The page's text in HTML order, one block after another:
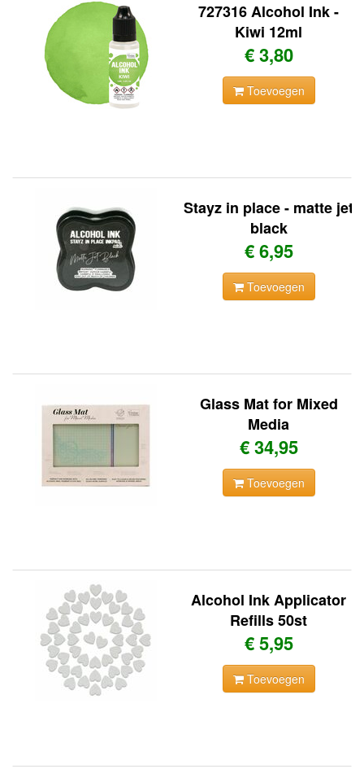
727316 Alcohol Ink -
Kiwi 12ml
€ 3,80
Toevoegen
Stayz in place - matte jet
black
€ 6,95
Toevoegen
Glass Mat for Mixed
Media
€ 34,95
Toevoegen
Alcohol Ink Applicator
Refills 50st
€ 5,95
Toevoegen